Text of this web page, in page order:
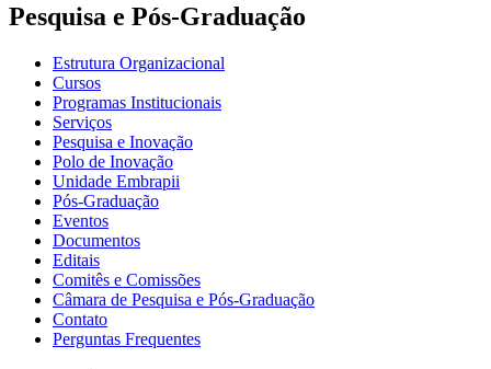
Pesquisa e Pós-Graduação
Estrutura Organizacional
Cursos
Programas Institucionais
Serviços
Pesquisa e Inovação
Polo de Inovação
Unidade Embrapii
Pós-Graduação
Eventos
Documentos
Editais
Comitês e Comissões
Câmara de Pesquisa e Pós-Graduação
Contato
Perguntas Frequentes